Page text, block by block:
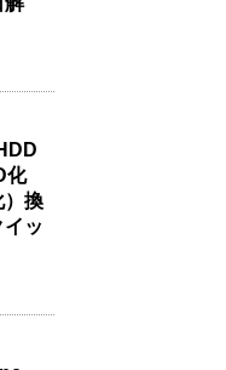
化
）換
ッ